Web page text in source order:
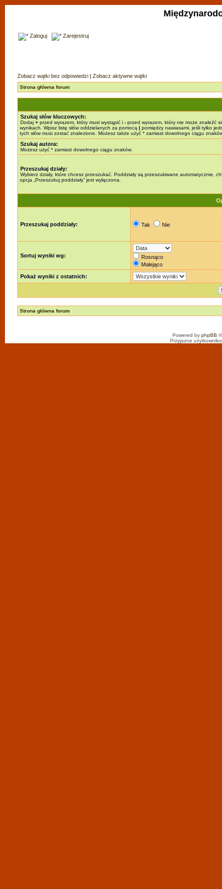
Zaloguj Zarejestruj
Zobacz wątki bez odpowiedzi | Zobacz aktywne wątki
Strona główna forum
Szukaj słów kluczowych:
Dodaj + przed wyrazem, który musi wystąpić i - przed wyrazem, który nie może znaleźć
wynikach. Wpisz listę słów oddzielanych za pomocą | pomiędzy nawiasami, jeśli tylko
tych słów musi zostać znalezione. Możesz także użyć * zamiast dowolnego ciągu
Szukaj autora:
Możesz użyć * zamiast dowolnego ciągu znaków.
Przeszukaj działy:
Wybierz działy, które chcesz przeszukać. Poddziały są przeszukiwane automatycznie,
opcja „Przeszukuj poddziały” jest wyłączona.
Przeszukaj poddziały: Tak Nie
Sortuj wyniki wg:
Rosnąco
Malejąco
Pokaż wyniki z ostatnich:
Strona główna forum
Powered by phpBB
Przyjazne